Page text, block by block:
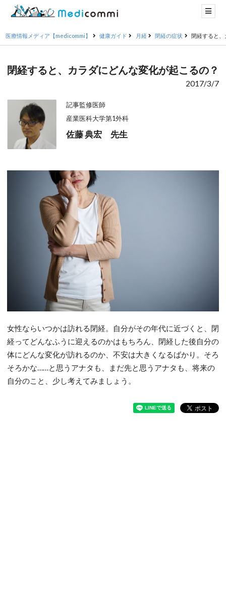
医療情報メディア【medicommi】 健康ガイド 月経 閉経の症状 閉経すると
閉経すると、カラダにどんな変化が起こるの？
2017/3/7
記事監修医師
産業医科大学第1外科
佐藤 典宏 先生
女性ならいつかは訪れる閉経。自分がその年代に近づくと、閉
経ってどんなふうに迎えるのかはもちろん、閉経した後自分の
体にどんな変化が訪れるのか、不安は大きくなるばかり。そろ
そろかな……と思うアナタも、まだ先と思うアナタも、将来の
自分のこと、少し考えてみましょう。